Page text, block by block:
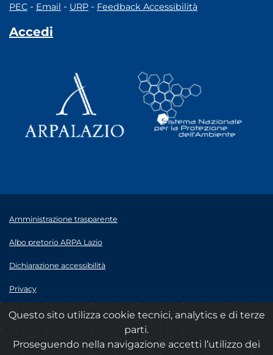
PEC - Email - URP - Feedback Accessibilità
Accedi
Amministrazione trasparente
Albo pretorio ARPA Lazio
Dichiarazione accessibilità
Privacy
Note legali
© 2020 ARPA Lazio - P.Iva 00915900575
Questo sito utilizza cookie tecnici, analytics e di terze
parti.
Proseguendo nella navigazione accetti l’utilizzo dei